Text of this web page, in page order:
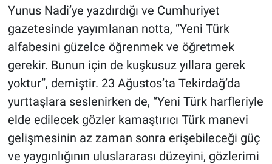
Yunus Nadi’ye yazdırdığı ve Cumhuriyet
gazetesinde yayımlanan notta, “Yeni Türk
alfabesini güzelce öğrenmek ve öğretmek
gerekir. Bunun için de kuşkusuz yıllara gerek
yoktur”, demiştir. 23 Ağustos’ta Tekirdağ’da
yurttaşlara seslenirken de, “Yeni Türk harfleriyle
elde edilecek gözler kamaştırıcı Türk manevi
gelişmesinin az zaman sonra erişebileceği güç
ve yaygınlığının uluslararası düzeyini, gözlerimi